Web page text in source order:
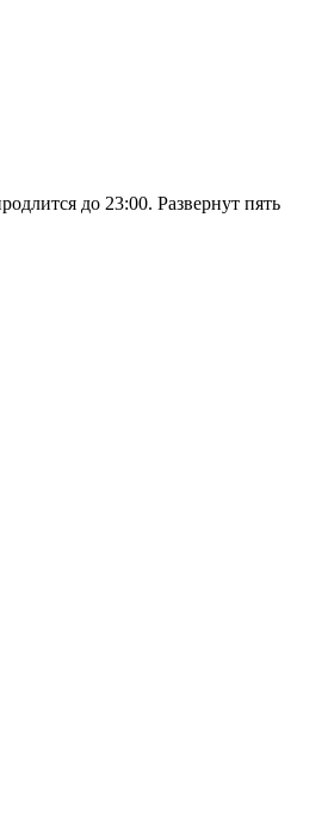
до 23:00. Развернут пять